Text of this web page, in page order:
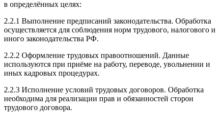
в определённых целях:
2.2.1 Выполнение предписаний законодательства. Обработка
осуществляется для соблюдения норм трудового, налогового и
иного законодательства РФ.
2.2.2 Оформление трудовых правоотношений. Данные
используются при приёме на работу, переводе, увольнении и
иных кадровых процедурах.
2.2.3 Исполнение условий трудовых договоров. Обработка
необходима для реализации прав и обязанностей сторон
трудового договора.